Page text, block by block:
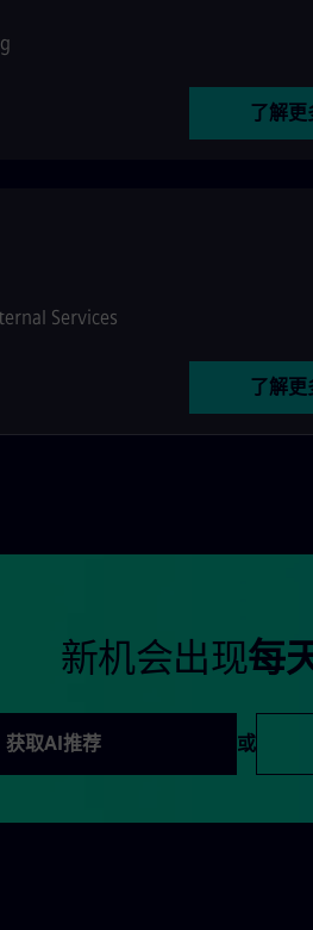
了解更
Services
了解更
新机会出现每
获取AI推荐 或